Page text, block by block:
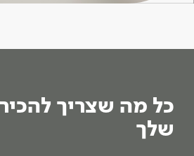
כל מה שצריך
שלך